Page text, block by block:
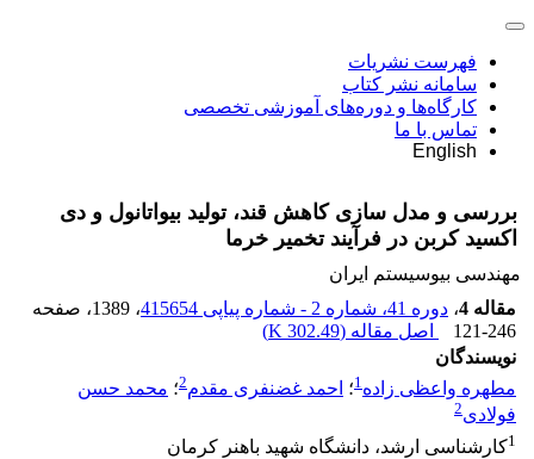
فهرست نشریات
سامانه نشر کتاب
کارگاه‌ها و دوره‌های آموزشی تخصصی
تماس با ما
English
بررسی و مدل سازی کاهش قند، تولید بیواتانول و دی
اکسید کربن در فرآیند تخمیر خرما
مهندسی بیوسیستم ایران
مقاله 4
، دوره 41، شماره 2 - شماره پیاپی 415654 ، 1389
، صفحه
121-246
اصل مقاله (302.49 K
)
نویسندگان
مطهره واعظی زاده1؛ احمد غضنفری مقدم2؛ محمد حسن
فولادی2
1کارشناسی ارشد، دانشگاه شهید باهنر کرمان